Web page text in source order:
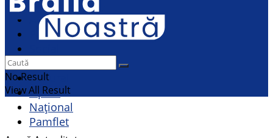
Actualitate
Politic
Cultural
Opinii
Național
Pamflet
No Result
View All Result